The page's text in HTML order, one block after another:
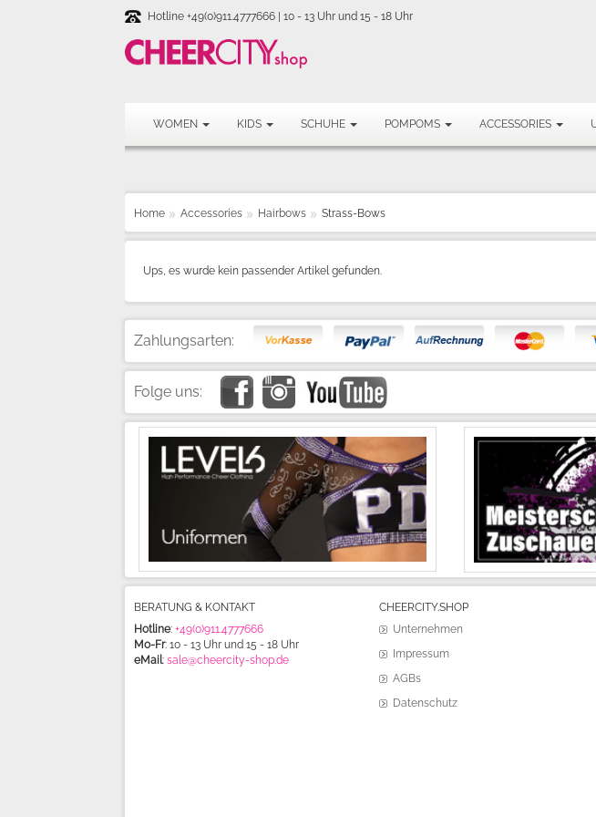
Hotline +49(0)911.4777666 | 10 - 13 Uhr und 15 - 18 Uhr
WOMEN KIDS SCHUHE POMPOMS ACCESSORIES
Home Accessories Hairbows Strass-Bows
Ups, es wurde kein passender Artikel gefunden.
Zahlungsarten:
Folge uns:
BERATUNG & KONTAKT
Hotline: +49(0)911.4777666
Mo-Fr: 10 - 13 Uhr und 15 - 18 Uhr
eMail: sale@cheercity-shop.de
CHEERCITY.SHOP
Unternehmen
Impressum
AGBs
Datenschutz